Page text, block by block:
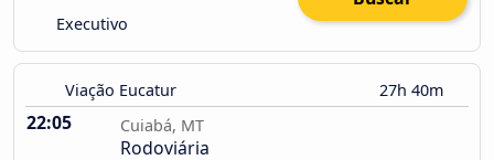
Executivo
Viação Eucatur 27h 40m
22:05 Cuiabá, MT
Rodoviária